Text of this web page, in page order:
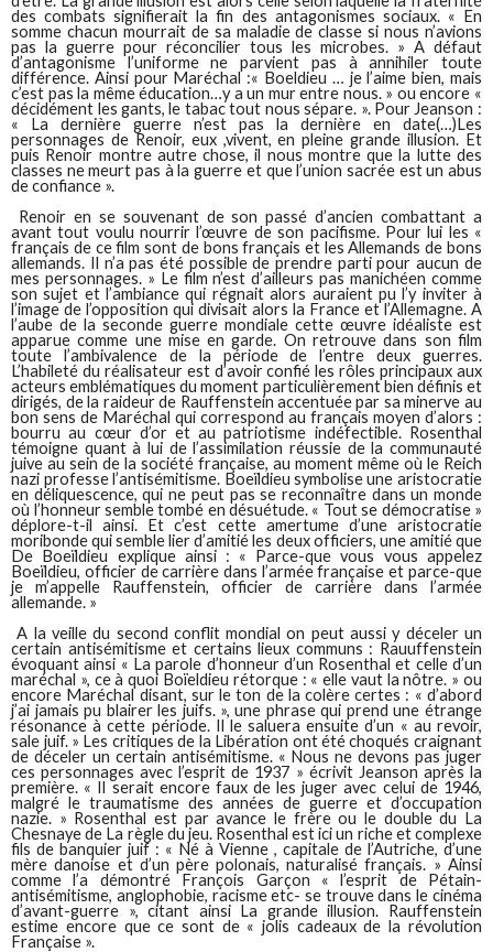
des combats signifierait la fin des antagonismes sociaux. « En
somme chacun mourrait de sa maladie de classe si nous n’avions
pas la guerre pour réconcilier tous les microbes. » A défaut
d’antagonisme l’uniforme ne parvient pas à annihiler toute
différence. Ainsi pour Maréchal :« Boeldieu … je l’aime bien, mais
c’est pas la même éducation…y a un mur entre nous. » ou encore «
décidément les gants, le tabac tout nous sépare. ». Pour Jeanson :
« La dernière guerre n’est pas la dernière en date(…)Les
personnages de Renoir, eux ,vivent, en pleine grande illusion. Et
puis Renoir montre autre chose, il nous montre que la lutte des
classes ne meurt pas à la guerre et que l’union sacrée est un abus
de confiance ».
Renoir en se souvenant de son passé d’ancien combattant a
avant tout voulu nourrir l’œuvre de son pacifisme. Pour lui les «
français de ce film sont de bons français et les Allemands de bons
allemands. Il n’a pas été possible de prendre parti pour aucun de
mes personnages. » Le film n’est d’ailleurs pas manichéen comme
son sujet et l’ambiance qui régnait alors auraient pu l’y inviter à
l’image de l’opposition qui divisait alors la France et l’Allemagne. A
l’aube de la seconde guerre mondiale cette œuvre idéaliste est
apparue comme une mise en garde. On retrouve dans son film
toute l’ambivalence de la période de l’entre deux guerres.
L’habileté du réalisateur est d’avoir confié les rôles principaux aux
acteurs emblématiques du moment particulièrement bien définis et
dirigés, de la raideur de Rauffenstein accentuée par sa minerve au
bon sens de Maréchal qui correspond au français moyen d’alors :
bourru au cœur d’or et au patriotisme indéfectible. Rosenthal
témoigne quant à lui de l’assimilation réussie de la communauté
juive au sein de la société française, au moment même où le Reich
nazi professe l’antisémitisme. Boeïldieu symbolise une aristocratie
en déliquescence, qui ne peut pas se reconnaître dans un monde
où l’honneur semble tombé en désuétude. « Tout se démocratise »
déplore-t-il ainsi. Et c’est cette amertume d’une aristocratie
moribonde qui semble lier d’amitié les deux officiers, une amitié que
De Boeïldieu explique ainsi : « Parce-que vous vous appelez
Boeïldieu, officier de carrière dans l’armée française et parce-que
je m’appelle Rauffenstein, officier de carrière dans l’armée
allemande. »
A la veille du second conflit mondial on peut aussi y déceler un
certain antisémitisme et certains lieux communs : Rauuffenstein
évoquant ainsi « La parole d’honneur d’un Rosenthal et celle d’un
maréchal », ce à quoi Boïeldieu rétorque : « elle vaut la nôtre. » ou
encore Maréchal disant, sur le ton de la colère certes : « d’abord
j’ai jamais pu blairer les juifs. », une phrase qui prend une étrange
résonance à cette période. Il le saluera ensuite d’un « au revoir,
sale juif. » Les critiques de la Libération ont été choqués craignant
de déceler un certain antisémitisme. « Nous ne devons pas juger
ces personnages avec l’esprit de 1937 » écrivit Jeanson après la
première. « Il serait encore faux de les juger avec celui de 1946,
malgré le traumatisme des années de guerre et d’occupation
nazie. » Rosenthal est par avance le frère ou le double du La
Chesnaye de La règle du jeu. Rosenthal est ici un riche et complexe
fils de banquier juif : « Né à Vienne , capitale de l’Autriche, d’une
mère danoise et d’un père polonais, naturalisé français. » Ainsi
comme l’a démontré François Garçon « l’esprit de Pétain-
antisémitisme, anglophobie, racisme etc- se trouve dans le cinéma
d’avant-guerre », citant ainsi La grande illusion. Rauffenstein
estime encore que ce sont de « jolis cadeaux de la révolution
Française ».